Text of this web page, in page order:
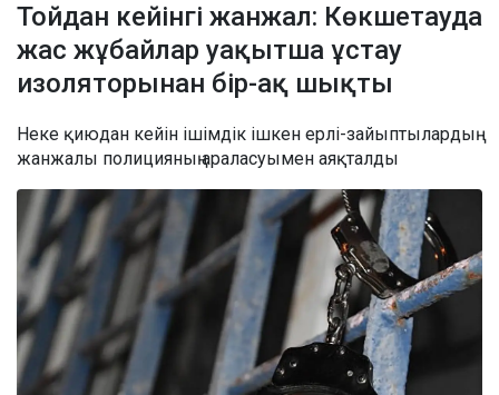
Тойдан кейінгі жанжал: Көкшетауда
жас жұбайлар уақытша ұстау
изоляторынан бір-ақ шықты
Неке қиюдан кейін ішімдік ішкен ерлі-зайыптылардың
жанжалы полицияның араласуымен аяқталды